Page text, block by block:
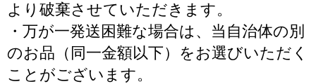
より破棄させていただきます。
・万が一発送困難な場合は、当自治体の別
のお品（同一金額以下）をお選びいただく
ことがございます。